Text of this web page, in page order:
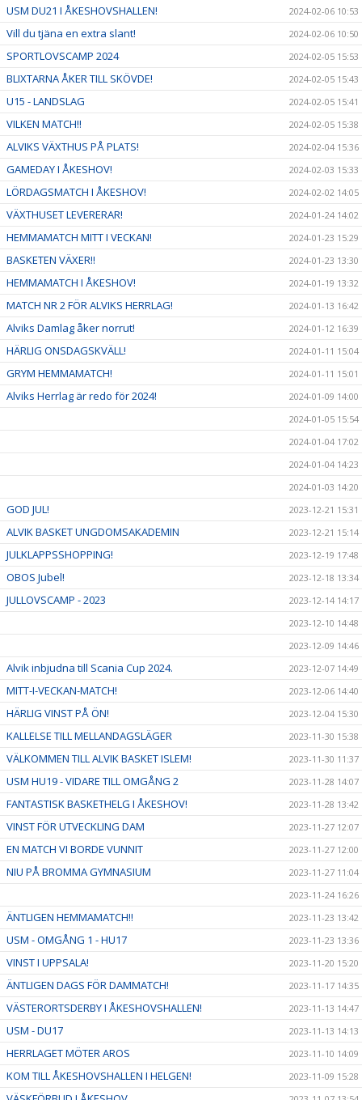
USM DU21 I ÅKESHOVSHALLEN! 2024-02-06 10:53
Vill du tjäna en extra slant! 2024-02-06 10:50
SPORTLOVSCAMP 2024 2024-02-05 15:53
BLIXTARNA ÅKER TILL SKÖVDE! 2024-02-05 15:43
U15 - LANDSLAG 2024-02-05 15:41
VILKEN MATCH!! 2024-02-05 15:38
ALVIKS VÄXTHUS PÅ PLATS! 2024-02-04 15:36
GAMEDAY I ÅKESHOV! 2024-02-03 15:33
LÖRDAGSMATCH I ÅKESHOV! 2024-02-02 14:05
VÄXTHUSET LEVERERAR! 2024-01-24 14:02
HEMMAMATCH MITT I VECKAN! 2024-01-23 15:29
BASKETEN VÄXER!! 2024-01-23 13:30
HEMMAMATCH I ÅKESHOV! 2024-01-19 13:32
MATCH NR 2 FÖR ALVIKS HERRLAG! 2024-01-13 16:42
Alviks Damlag åker norrut! 2024-01-12 16:39
HÄRLIG ONSDAGSKVÄLL! 2024-01-11 15:04
GRYM HEMMAMATCH! 2024-01-11 15:01
Alviks Herrlag är redo för 2024!
2024-01-09 14:00
2024-01-05 15:54
2024-01-04 17:02
2024-01-04 14:23
2024-01-03 14:20
GOD JUL! 2023-12-21 15:31
ALVIK BASKET UNGDOMSAKADEMIN 2023-12-21 15:14
JULKLAPPSSHOPPING! 2023-12-19 17:48
OBOS Jubel! 2023-12-18 13:34
JULLOVSCAMP - 2023
2023-12-14 14:17
2023-12-10 14:48
2023-12-09 14:46
Alvik inbjudna till Scania Cup 2024. 2023-12-07 14:49
MITT-I-VECKAN-MATCH! 2023-12-06 14:40
HÄRLIG VINST PÅ ÖN! 2023-12-04 15:30
KALLELSE TILL MELLANDAGSLÄGER 2023-11-30 15:38
VÄLKOMMEN TILL ALVIK BASKET ISLEM! 2023-11-30 11:37
USM HU19 - VIDARE TILL OMGÅNG 2 2023-11-28 14:07
FANTASTISK BASKETHELG I ÅKESHOV! 2023-11-28 13:42
VINST FÖR UTVECKLING DAM 2023-11-27 12:07
EN MATCH VI BORDE VUNNIT 2023-11-27 12:00
NIU PÅ BROMMA GYMNASIUM
2023-11-27 11:04
2023-11-24 16:26
ÄNTLIGEN HEMMAMATCH!! 2023-11-23 13:42
USM - OMGÅNG 1 - HU17 2023-11-23 13:36
VINST I UPPSALA! 2023-11-20 15:20
ÄNTLIGEN DAGS FÖR DAMMATCH! 2023-11-17 14:35
VÄSTERORTSDERBY I ÅKESHOVSHALLEN! 2023-11-13 14:47
USM - DU17 2023-11-13 14:13
HERRLAGET MÖTER AROS 2023-11-10 14:09
KOM TILL ÅKESHOVSHALLEN I HELGEN! 2023-11-09 15:28